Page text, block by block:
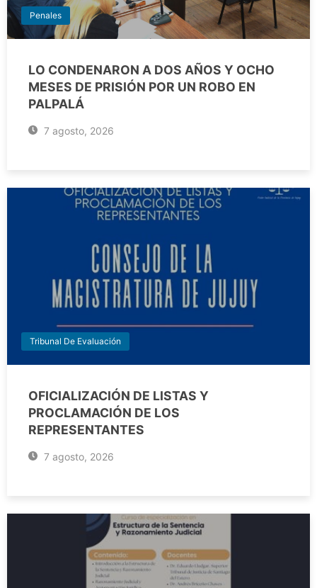
Penales
LO CONDENARON A DOS AÑOS Y OCHO
MESES DE PRISIÓN POR UN ROBO EN
PALPALÁ
7 agosto, 2026
Tribunal De Evaluación
OFICIALIZACIÓN DE LISTAS Y
PROCLAMACIÓN DE LOS
REPRESENTANTES
7 agosto, 2026